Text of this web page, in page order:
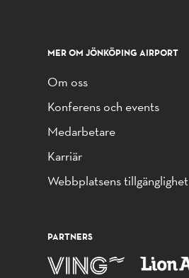
MER OM JÖNKÖPING AIRPORT
Om oss
Konferens och events
Medarbetare
Karriär
Webbplatsens tillgänglighet
PARTNERS